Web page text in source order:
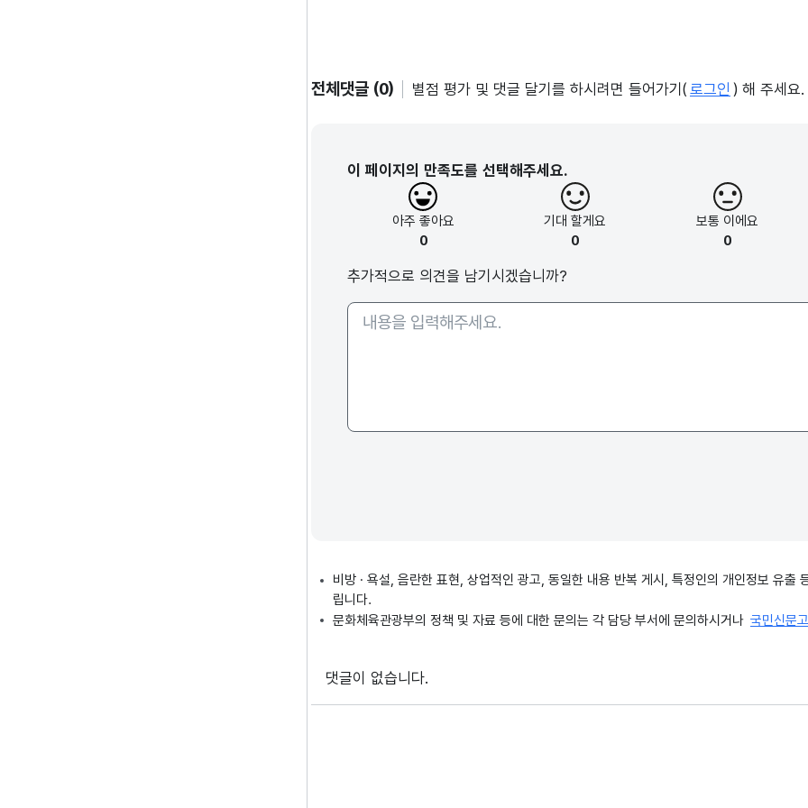
전체댓글 (0) 별점 평가 및 댓글 달기를 하시려면 들어가기( 로그인 ) 해 주세요.
이 페이지의 만족도를 선택해주세요.
아주 좋아요
0
기대할게요
0
보통 이에요
0
추가적으로 의견을 남기시겠습니까?
비방 · 욕설, 음란한 표현, 상업적인 광고, 동일한 내용 반복 게시, 특정인의 개인정보 유출
립니다.
문화체육관광부의 정책 및 자료 등에 대한 문의는 각 담당 부서에 문의하시거나 국민신문고
댓글이 없습니다.